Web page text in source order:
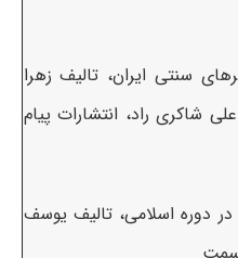
سنتی ایران، تالیف زهرا
شاکری راد، انتشارات پیام
در دوره اسلامی، تالیف یوسف